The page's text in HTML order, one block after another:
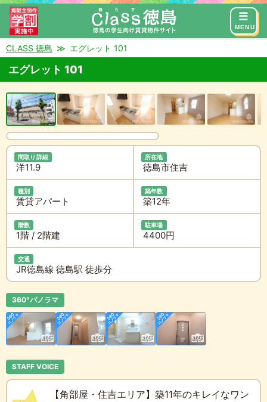
MENU
来店予約 お問い合わせ
CLASS 徳島 エグレット 101
エグレット 101
間取り詳細
洋11.9
所在地
徳島市住吉
種別
賃貸アパート
築年数
築12年
階数
1階 / 2階建
駐車場
4400円
交通
JR徳島線 徳島駅 徒歩分
360°パノラマ
STAFF VOICE
【角部屋・住吉エリア】築11年のキレイなワン